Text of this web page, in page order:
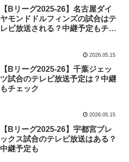
【Bリーグ2025-26】名古屋ダイ
ヤモンドドルフィンズの試合はテ
レビ放送される？中継予定もチェ
2026.05.15
【Bリーグ2025-26】千葉ジェッ
ツ試合のテレビ放送予定は？中継
もチェック
2026.05.15
【Bリーグ2025-26】宇都宮ブレ
ックス試合のテレビ放送はある？
中継予定も